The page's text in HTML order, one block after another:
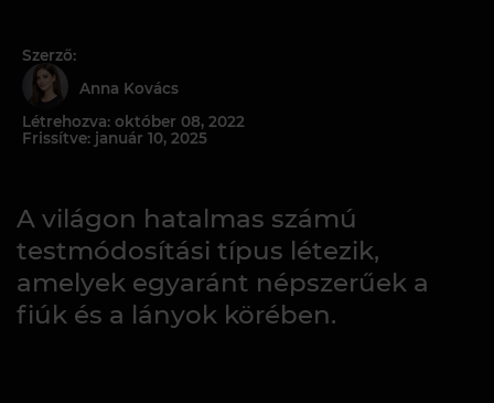
Szerző:
Anna Kovács
Létrehozva: október 08, 2022
Frissítve: január 10, 2025
A világon hatalmas számú
testmódosítási típus létezik,
amelyek egyaránt népszerűek a
fiúk és a lányok körében.